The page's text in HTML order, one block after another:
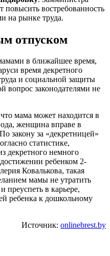
повысить востребованность
на рынке труда.
отпуском
в ближайшее время,
время декретного
и социальной защиты
вопрос законодателями не
мама может находится в
женщина вправе в
закону за «декретницей»
статистике,
декретного немного
ребенком 2-
Ковалькова, такая
мамы не утратить
преуспеть в карьере,
ребенка к дошкольному
Источник: onlinebrest.by